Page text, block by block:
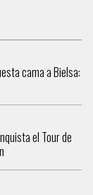
cama a Bielsa:
el Tour de